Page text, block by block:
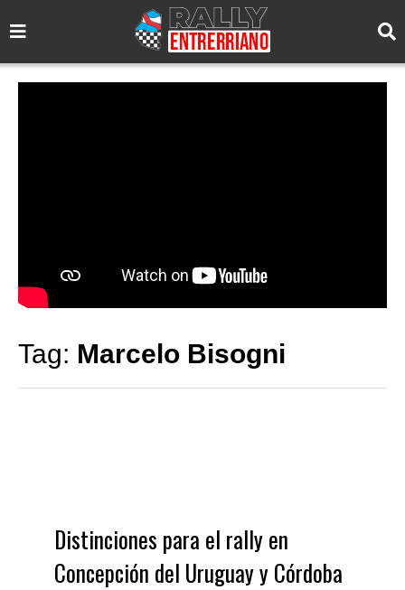
Tag: Marcelo Bisogni
Distinciones para el rally en
Concepción del Uruguay y Córdoba